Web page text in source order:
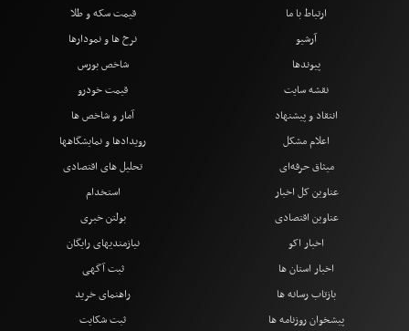
ارتباط با ما
آرشیو
پیوندها
نقشه سایت
انتقاد و پیشنهاد
اعلام مشکل
میثاق حرفه‌ای
قیمت سکه و طلا
نرخ ها و نمودارها
شاخص بورس
قیمت خودرو
آمار و شاخص ها
رویدادها و نمایشگاهها
تحلیل های اقتصادی
عناوین کل اخبار
عناوین اقتصادی
اخبار اکو
اخبار استان ها
بازتاب رسانه ها
پیشخوان روزنامه ها
استخدام
بولتن خبری
نیازمندیهای رایگان
ثبت آگهی
راهنمای خرید
ثبت شکایت